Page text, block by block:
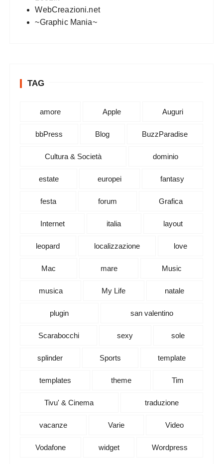
WebCreazioni.net
~Graphic Mania~
TAG
amore Apple Auguri
bbPress Blog BuzzParadise
Cultura & Società dominio
estate europei fantasy
festa forum Grafica
Internet italia layout
leopard localizzazione love
Mac mare Music
musica My Life natale
plugin san valentino
Scarabocchi sexy sole
splinder Sports template
templates theme Tim
Tivu' & Cinema traduzione
vacanze Varie Video
Vodafone widget Wordpress